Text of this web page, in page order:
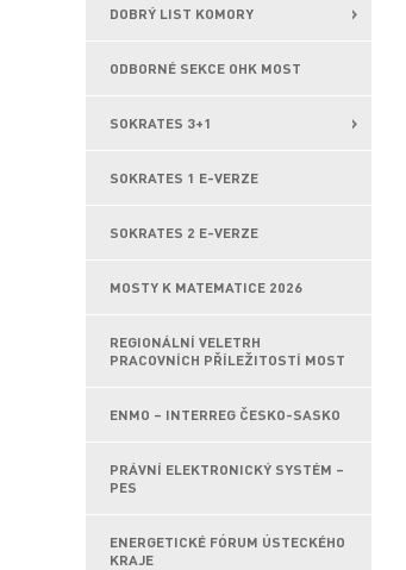
DOBRÝ LIST KOMORY
ODBORNÉ SEKCE OHK MOST
SOKRATES 3+1
SOKRATES 1 E-VERZE
SOKRATES 2 E-VERZE
MOSTY K MATEMATICE 2026
REGIONÁLNÍ VELETRH
PRACOVNÍCH PŘÍLEŽITOSTÍ MOST
ENMO – INTERREG ČESKO-SASKO
PRÁVNÍ ELEKTRONICKÝ SYSTÉM –
PES
ENERGETICKÉ FÓRUM ÚSTECKÉHO
KRAJE